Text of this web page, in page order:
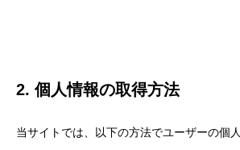
2. 個人情報の取得方法
当サイトでは、以下の方法でユーザーの個